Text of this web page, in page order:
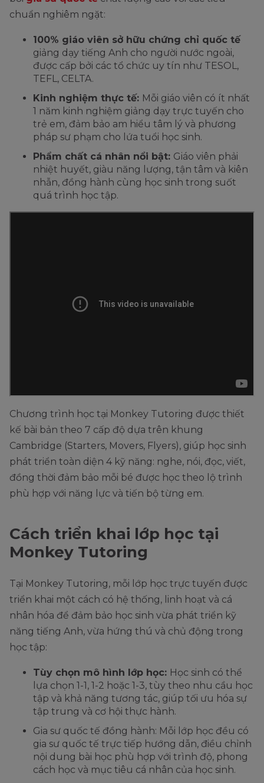
chuẩn nghiêm ngặt:
100% giáo viên sở hữu chứng chỉ quốc tế
giảng dạy tiếng Anh cho người nước ngoài,
được cấp bởi các tổ chức uy tín như TESOL,
TEFL, CELTA.
Kinh nghiệm thực tế: Mỗi giáo viên có ít nhất
1 năm kinh nghiệm giảng dạy trực tuyến cho
trẻ em, đảm bảo am hiểu tâm lý và phương
pháp sư phạm cho lứa tuổi học sinh.
Phẩm chất cá nhân nổi bật: Giáo viên phải
nhiệt huyết, giàu năng lượng, tận tâm và kiên
nhẫn, đồng hành cùng học sinh trong suốt
quá trình học tập.
Chương trình học tại Monkey Tutoring được thiết
kế bài bản theo 7 cấp độ dựa trên khung
Cambridge (Starters, Movers, Flyers), giúp học sinh
phát triển toàn diện 4 kỹ năng: nghe, nói, đọc, viết,
đồng thời đảm bảo mỗi bé được học theo lộ trình
phù hợp với năng lực và tiến bộ từng em.
Cách triển khai lớp học tại
Monkey Tutoring
Tại Monkey Tutoring, mỗi lớp học trực tuyến được
triển khai một cách có hệ thống, linh hoạt và cá
nhân hóa để đảm bảo học sinh vừa phát triển kỹ
năng tiếng Anh, vừa hứng thú và chủ động trong
học tập:
Tùy chọn mô hình lớp học: Học sinh có thể
lựa chọn 1-1, 1-2 hoặc 1-3, tùy theo nhu cầu học
tập và khả năng tương tác, giúp tối ưu hóa sự
tập trung và cơ hội thực hành.
Gia sư quốc tế đồng hành: Mỗi lớp học đều có
gia sư quốc tế trực tiếp hướng dẫn, điều chỉnh
nội dung bài học phù hợp với trình độ, phong
cách học và mục tiêu cá nhân của học sinh.